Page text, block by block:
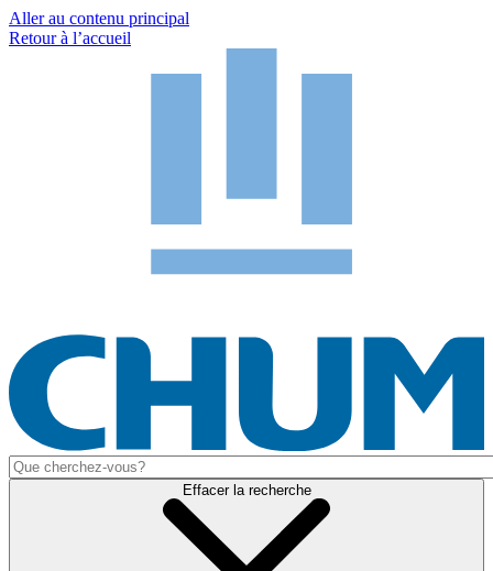
Aller au contenu principal
Retour à l’accueil
Effacer la recherche